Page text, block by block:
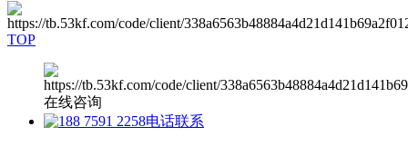
TOP
在线咨询
电话联系